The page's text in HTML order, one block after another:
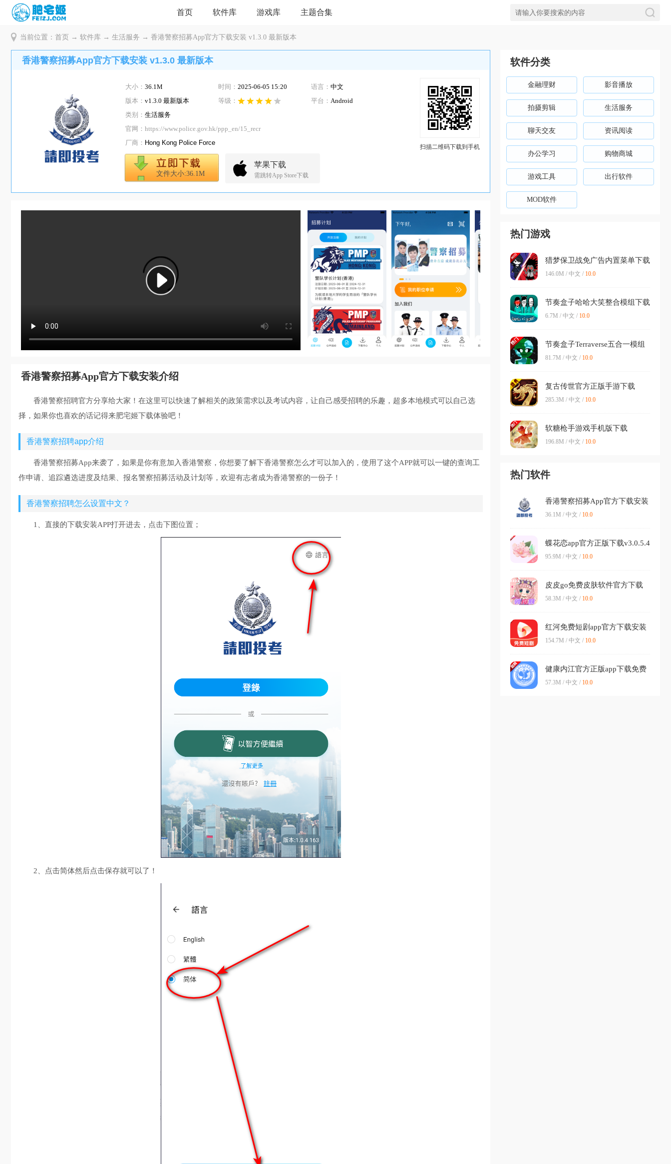
首页 软件库 游戏库 主题合集
当前位置： 首页 → 软件库 → 生活服务 → 香港警察招募App官方下载安装 v1.3.0 最新版本
香港警察招募App官方下载安装 v1.3.0 最新版本
大小： 36.1M 时间： 2025-06-05 15:20 语言： 中文
版本： v1.3.0 最新版本 等级： 平台： Android
类别： 生活服务
官网： https://www.police.gov.hk/ppp_en/15_recr
厂商： Hong Kong Police Force
文件大小:36.1M
苹果下载
需跳转App Store下载
扫描二维码下载到手机
香港警察招募App官方下载安装介绍
香港警察招聘官方分享给大家！在这里可以快速了解相关的政策需求以及考试内容，让自己感受招聘的乐趣，超多本地模式可以自己选
择，如果你也喜欢的话记得来肥宅姬下载体验吧！
香港警察招聘app介绍
香港警察招募App来袭了，如果是你有意加入香港警察，你想要了解下香港警察怎么才可以加入的，使用了这个APP就可以一键的查询工
作申请、追踪遴选进度及结果、报名警察招募活动及计划等，欢迎有志者成为香港警察的一份子！
香港警察招聘怎么设置中文？
1、直接的下载安装APP打开进去，点击下图位置；
2、点击简体然后点击保存就可以了！
软件分类
金融理财 影音播放
拍摄剪辑 生活服务
聊天交友 资讯阅读
办公学习 购物商城
游戏工具 出行软件
MOD软件
热门游戏
猎梦保卫战免广告内置菜单下载
v1.0.6 最新版
146.0M / 中文 / 10.0
节奏盒子哈哈大笑整合模组下载
v0.5.7 安卓版
6.7M / 中文 / 10.0
节奏盒子Terraverse五合一模组
下载v0.5.1 安卓版
81.7M / 中文 / 10.0
复古传世官方正版手游下载
v3.51.43 最新版本
285.3M / 中文 / 10.0
软糖枪手游戏手机版下载
(Gumslinger)v3.9 安卓版
196.8M / 中文 / 10.0
热门软件
香港警察招募App官方下载安装
v1.3.0 最新版本
36.1M / 中文 / 10.0
蝶花恋app官方正版下载v3.0.5.4
最新版本
95.9M / 中文 / 10.0
皮皮go免费皮肤软件官方下载
v1.0.325 安卓版
58.3M / 中文 / 10.0
红河免费短剧app官方下载安装
v1.0.5 完整版
154.7M / 中文 / 10.0
健康内江官方正版app下载免费
v2.7.0 安卓版
57.3M / 中文 / 10.0